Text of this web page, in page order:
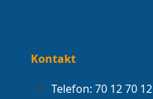
Kontakt
Telefon: 70 12 70 12